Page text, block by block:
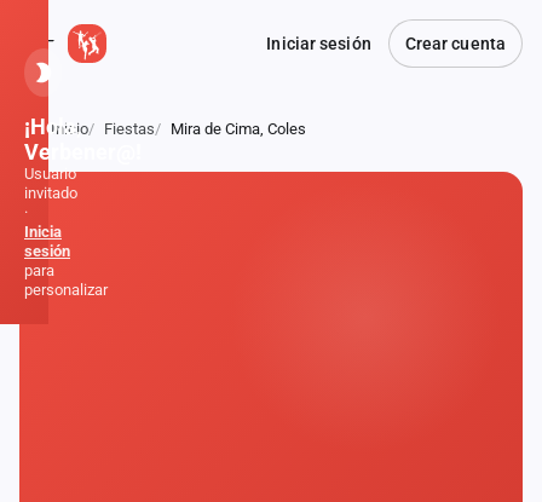
Iniciar sesión Crear cuenta
Atrás
Inicio Fiestas Mira de Cima, Coles
¡Hola,
Verbener@!
Usuario
invitado
·
Inicia
sesión
para
personalizar